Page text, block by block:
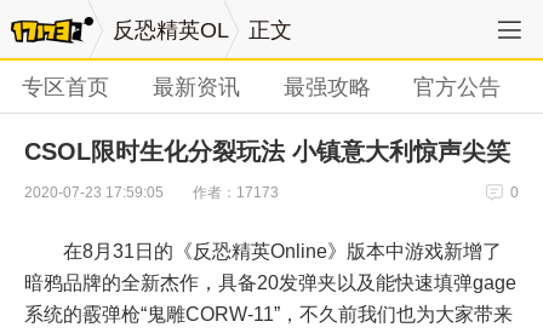
反恐精英OL 正文
专区首页 最新资讯 最强攻略 官方公告
CSOL限时生化分裂玩法 小镇意大利惊声尖笑
2020-07-23 17:59:05 作者：17173 0
在8月31日的《反恐精英Online》版本中游戏新增了
暗鸦品牌的全新杰作，具备20发弹夹以及能快速填弹gage
系统的霰弹枪“鬼雕CORW-11”，不久前我们也为大家带来